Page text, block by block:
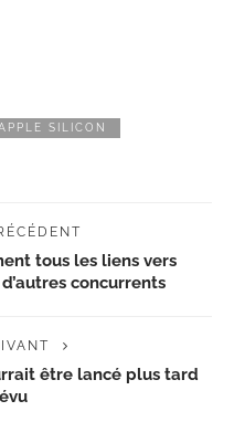
SILICON
tous les liens vers
concurrents
être lancé plus tard